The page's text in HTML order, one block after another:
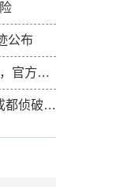
公布
哈尔滨市民建议携核酸报告进出城，官方：已向上反映，一起期待结果
以“招工”名义诱骗“马仔”人体运毒 成都侦破特大跨国涉黑走私毒品案